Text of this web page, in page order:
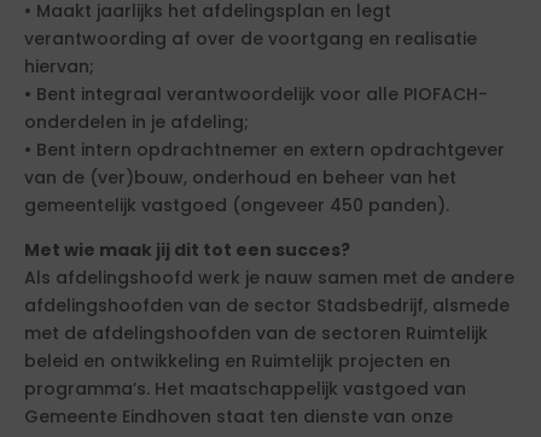
• Maakt jaarlijks het afdelingsplan en legt
verantwoording af over de voortgang en realisatie
hiervan;
• Bent integraal verantwoordelijk voor alle PIOFACH-
onderdelen in je afdeling;
• Bent intern opdrachtnemer en extern opdrachtgever
van de (ver)bouw, onderhoud en beheer van het
gemeentelijk vastgoed (ongeveer 450 panden).
Met wie maak jij dit tot een succes?
Als afdelingshoofd werk je nauw samen met de andere
afdelingshoofden van de sector Stadsbedrijf, alsmede
met de afdelingshoofden van de sectoren Ruimtelijk
beleid en ontwikkeling en Ruimtelijk projecten en
programma’s. Het maatschappelijk vastgoed van
Gemeente Eindhoven staat ten dienste van onze